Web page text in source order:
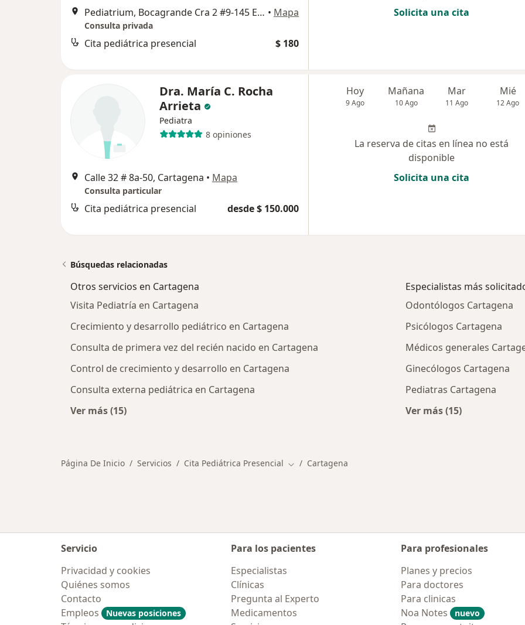
Pediatrium, Bocagrande Cra 2 #9-145 Edificio Nautilus 5to Piso Diagonal a Diego Moya (Antes de llegar a MC. Donald's), Cartagena • Mapa
Consulta privada
Cita pediátrica presencial $ 180
Solicita una cita
Dra. María C. Rocha
Arrieta
Pediatra
8 opiniones
Calle 32 # 8a-50, Cartagena • Mapa
Consulta particular
Cita pediátrica presencial desde $ 150.000
Hoy
9 Ago
Mañana
10 Ago
Mar
11 Ago
Mié
12 Ago
La reserva de citas en línea no está
disponible
Solicita una cita
Búsquedas relacionadas
Otros servicios en Cartagena
Visita Pediatría en Cartagena
Crecimiento y desarrollo pediátrico en Cartagena
Consulta de primera vez del recién nacido en Cartagena
Control de crecimiento y desarrollo en Cartagena
Consulta externa pediátrica en Cartagena
Ver más (15)
Especialistas más
Odontólogos Cartagena
Psicólogos Cartagena
Médicos generales
Ginecólogos Cartagena
Pediatras Cartagena
Ver más (15)
Página De Inicio Servicios Cita Pediátrica Presencial Cambiar de ciudad
Cartagena
Servicio
Privacidad y cookies
Quiénes somos
Contacto
Empleos
Nuevas posiciones
Para los pacientes
Especialistas
Clínicas
Pregunta al Experto
Medicamentos
Para profesionales
Planes y precios
Para doctores
Para clinicas
Noa Notes
nuevo